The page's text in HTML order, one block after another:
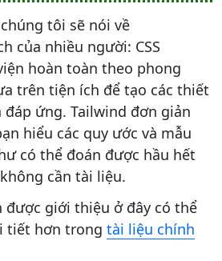
tôi sẽ nói về
của nhiều người: CSS
hoàn toàn theo phong
trên tiện ích để tạo các thiết
đáp ứng. Tailwind đơn giản
hiểu các quy ước và mẫu
có thể đoán được hầu hết
cần tài liệu.
được giới thiệu ở đây có thể
tiết hơn trong tài liệu chính